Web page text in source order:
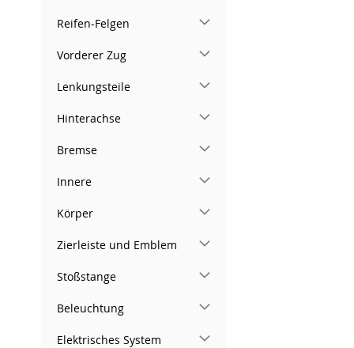
Reifen-Felgen
Vorderer Zug
Lenkungsteile
Hinterachse
Bremse
Innere
Körper
Zierleiste und Emblem
Stoßstange
Beleuchtung
Elektrisches System